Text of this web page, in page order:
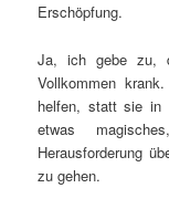
Erschöpfung.
Ja, ich gebe zu,
Vollkommen
helfen, statt sie in
etwas
Herausforderung
zu gehen.